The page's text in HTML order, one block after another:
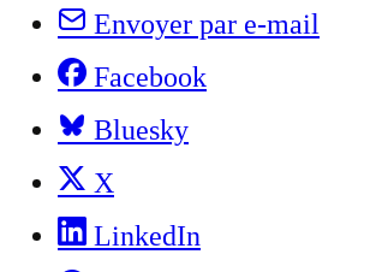
Envoyer par e-mail
Facebook
Bluesky
X
LinkedIn